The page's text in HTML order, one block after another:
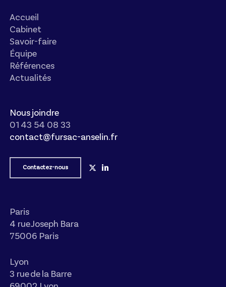
Accueil
Cabinet
Savoir-faire
Équipe
Références
Actualités
Nous joindre
01 43 54 08 33
contact@fursac-anselin.fr
Contactez-nous
Paris
4 rue Joseph Bara
75006 Paris
Lyon
3 rue de la Barre